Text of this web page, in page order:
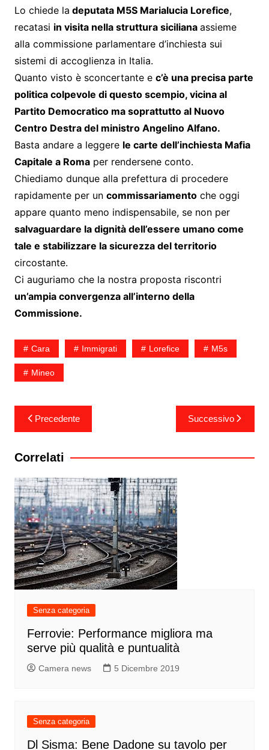
Lo chiede la deputata M5S Marialucia Lorefice,
recatasi in visita nella struttura siciliana assieme
alla commissione parlamentare d’inchiesta sui
sistemi di accoglienza in Italia.
Quanto visto è sconcertante e c’è una precisa parte
politica colpevole di questo scempio, vicina al
Partito Democratico ma soprattutto al Nuovo
Centro Destra del ministro Angelino Alfano.
Basta andare a leggere le carte dell’inchiesta Mafia
Capitale a Romaper rendersene conto.
Chiediamo dunque alla prefettura di procedere
rapidamente per un commissariamentoche oggi
appare quanto meno indispensabile, se non per
salvaguardare la dignità dell’essere umano come
tale e stabilizzare la sicurezza del territorio
circostante.
Ci auguriamo che la nostra proposta riscontri
un’ampia convergenza all’interno della
Commissione.
Cara Immigrati Lorefice M5s
Mineo
Navigazione
articoli
Precedente Successivo
Correlati
Senza categoria
Ferrovie: Performance migliora ma
serve più qualità e puntualità
Camera news 5 Dicembre 2019
Senza categoria
Dl Sisma: Bene Dadone su tavolo per